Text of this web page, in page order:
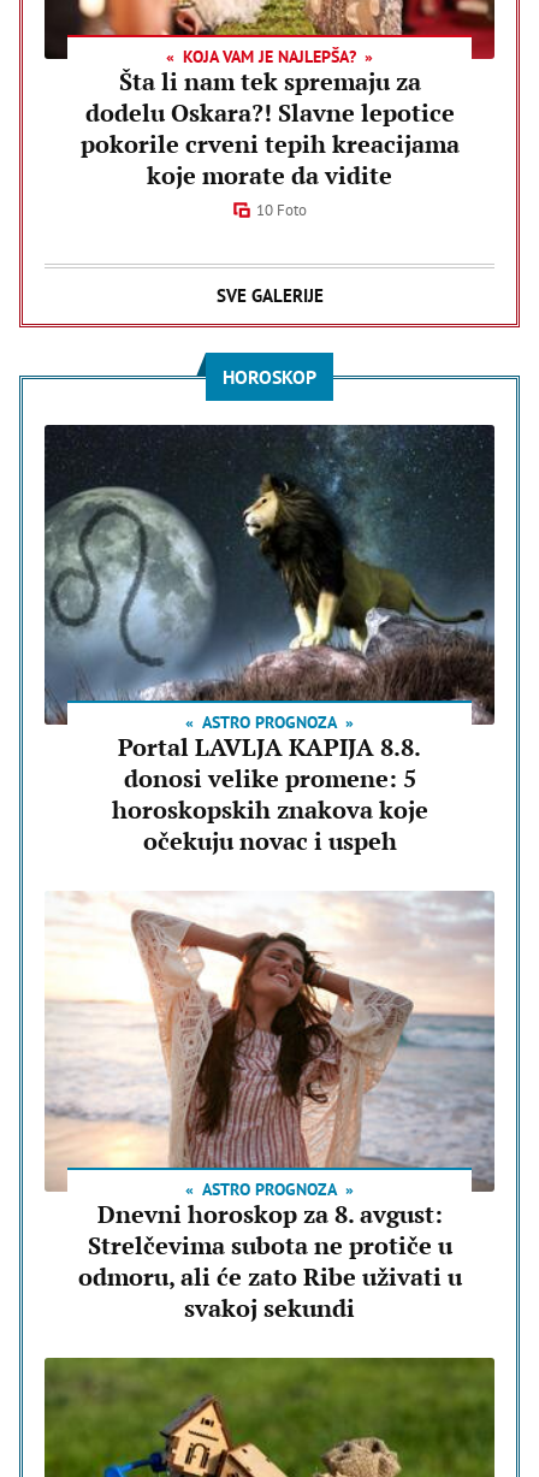
KOJA VAM JE NAJLEPŠA?
Šta li nam tek spremaju za
dodelu Oskara?! Slavne lepotice
pokorile crveni tepih kreacijama
koje morate da vidite
10 Foto
SVE GALERIJE
HOROSKOP
ASTRO PROGNOZA
Portal LAVLJA KAPIJA 8.8.
donosi velike promene: 5
horoskopskih znakova koje
očekuju novac i uspeh
ASTRO PROGNOZA
Dnevni horoskop za 8. avgust:
Strelčevima subota ne protiče u
odmoru, ali će zato Ribe uživati u
svakoj sekundi